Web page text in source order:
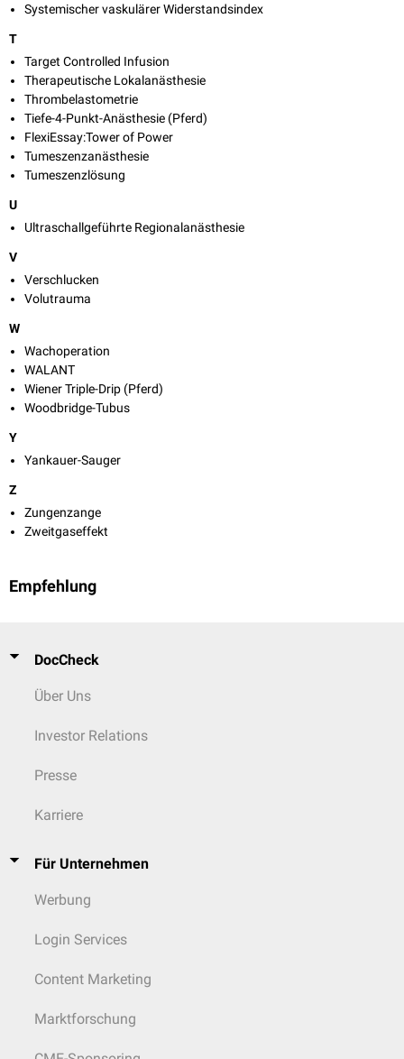
Systemischer vaskulärer Widerstandsindex
T
Target Controlled Infusion
Therapeutische Lokalanästhesie
Thrombelastometrie
Tiefe-4-Punkt-Anästhesie (Pferd)
FlexiEssay:Tower of Power
Tumeszenzanästhesie
Tumeszenzlösung
U
Ultraschallgeführte Regionalanästhesie
V
Verschlucken
Volutrauma
W
Wachoperation
WALANT
Wiener Triple-Drip (Pferd)
Woodbridge-Tubus
Y
Yankauer-Sauger
Z
Zungenzange
Zweitgaseffekt
Empfehlung
DocCheck
Über Uns
Investor Relations
Presse
Karriere
Für Unternehmen
Werbung
Login Services
Content Marketing
Marktforschung